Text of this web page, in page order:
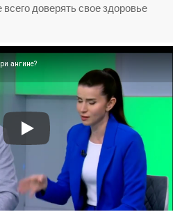
доверять свое здоровье
ангине?